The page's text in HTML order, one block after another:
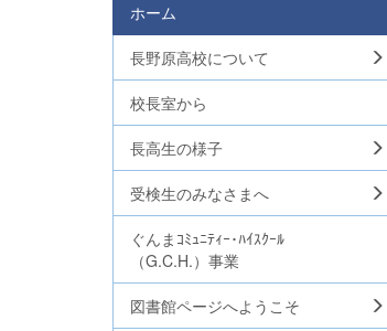
ホーム
長野原高校について
校長室から
長高生の様子
受検生のみなさまへ
ぐんまｺﾐｭﾆﾃｨｰ･ﾊｲｽｸｰﾙ
（G.C.H.）事業
図書館ページへようこそ